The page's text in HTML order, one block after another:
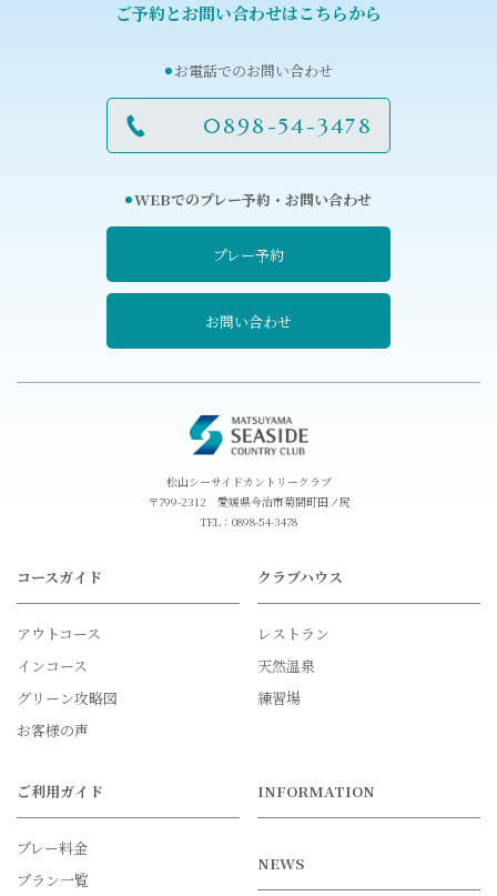
ご予約とお問い合わせはこちらから
お電話でのお問い合わせ
0898-54-3478
WEBでのプレー予約・お問い合わせ
プレー予約
お問い合わせ
松山シーサイドカントリークラブ
〒799-2312 愛媛県今治市菊間町田ノ尻
TEL： 0898-54-3478
コースガイド
アウトコース
インコース
グリーン攻略図
お客様の声
クラブハウス
レストラン
天然温泉
練習場
ご利用ガイド
プレー料金
プラン一覧
INFORMATION
NEWS